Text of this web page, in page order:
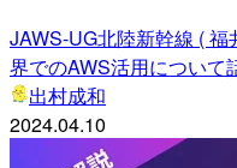
JAWS-UG北陸新幹線 (
界でのAWS活用について
出村成和
2024.04.10